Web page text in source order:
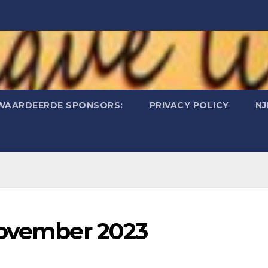
SPONSORS: PRIVACY POLICY
2023